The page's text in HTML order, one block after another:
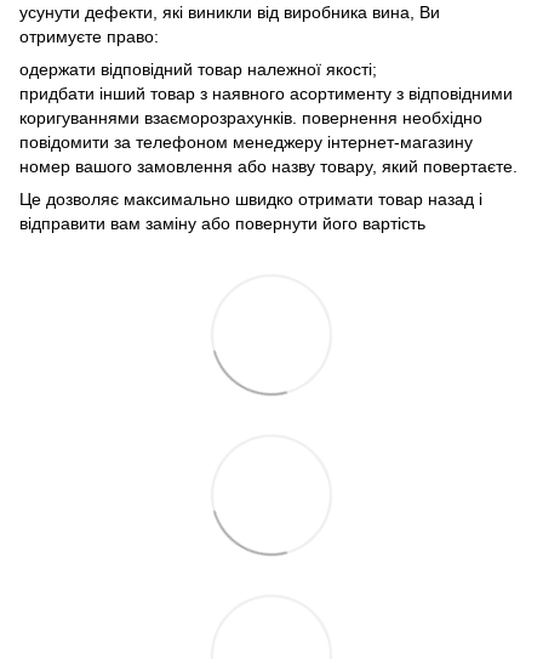
усунути дефекти, які виникли від виробника вина, Ви
отримуєте право:
одержати відповідний товар належної якості;
придбати інший товар з наявного асортименту з відповідними
коригуваннями взаєморозрахунків. повернення необхідно
повідомити за телефоном менеджеру інтернет-магазину
номер вашого замовлення або назву товару, який повертаєте.
Це дозволяє максимально швидко отримати товар назад і
відправити вам заміну або повернути його вартість